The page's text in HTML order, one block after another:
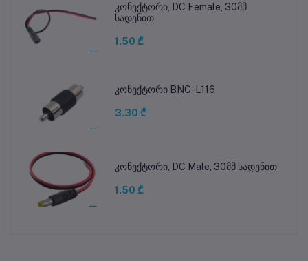
კონექტორი, DC Female, 30მმ
სადენით
1.50 ₾
კონექტორი BNC-L116
3.30 ₾
კონექტორი, DC Male, 30მმ სადენით
1.50 ₾